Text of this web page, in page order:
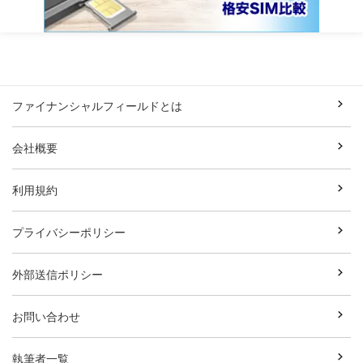
ファイナンシャルフィールドとは
会社概要
利用規約
プライバシーポリシー
外部送信ポリシー
お問い合わせ
執筆者一覧